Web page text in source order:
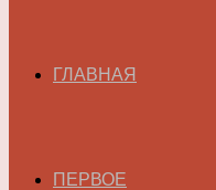
ГЛАВНАЯ
ПЕРВОЕ